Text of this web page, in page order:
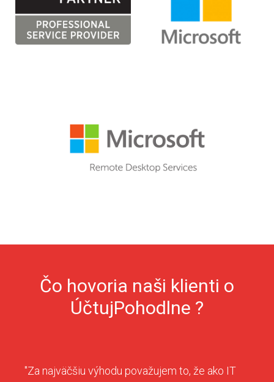
Čo hovoria naši klienti o
ÚčtujPohodlne ?
"Za najväčšiu výhodu považujem to, že ako IT